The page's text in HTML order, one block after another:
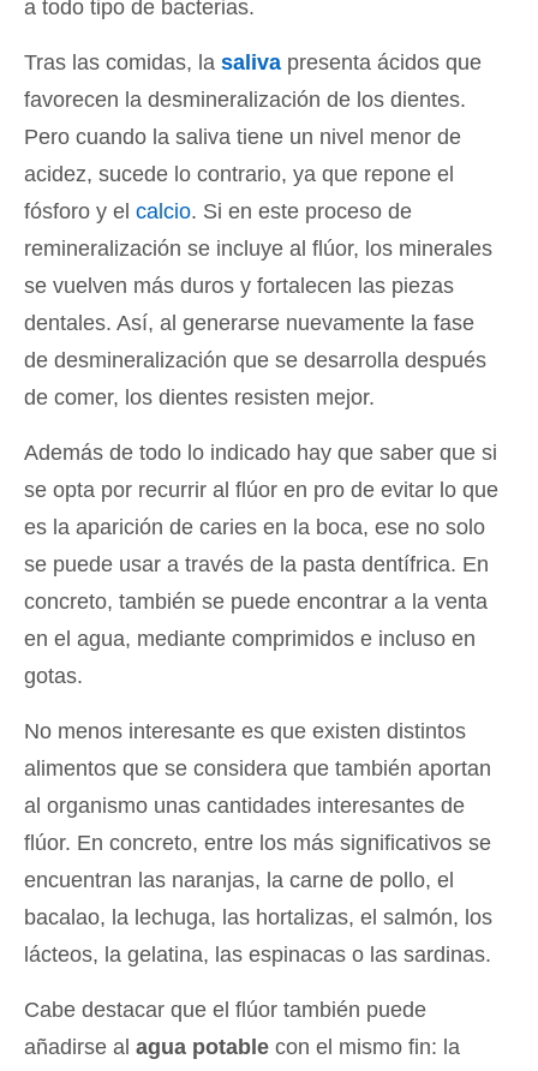
a todo tipo de bacterias.
Tras las comidas, la saliva presenta ácidos que
favorecen la desmineralización de los dientes.
Pero cuando la saliva tiene un nivel menor de
acidez, sucede lo contrario, ya que repone el
fósforo y el calcio. Si en este proceso de
remineralización se incluye al flúor, los minerales
se vuelven más duros y fortalecen las piezas
dentales. Así, al generarse nuevamente la fase
de desmineralización que se desarrolla después
de comer, los dientes resisten mejor.
Además de todo lo indicado hay que saber que si
se opta por recurrir al flúor en pro de evitar lo que
es la aparición de caries en la boca, ese no solo
se puede usar a través de la pasta dentífrica. En
concreto, también se puede encontrar a la venta
en el agua, mediante comprimidos e incluso en
gotas.
No menos interesante es que existen distintos
alimentos que se considera que también aportan
al organismo unas cantidades interesantes de
flúor. En concreto, entre los más significativos se
encuentran las naranjas, la carne de pollo, el
bacalao, la lechuga, las hortalizas, el salmón, los
lácteos, la gelatina, las espinacas o las sardinas.
Cabe destacar que el flúor también puede
añadirse al agua potable con el mismo fin: la